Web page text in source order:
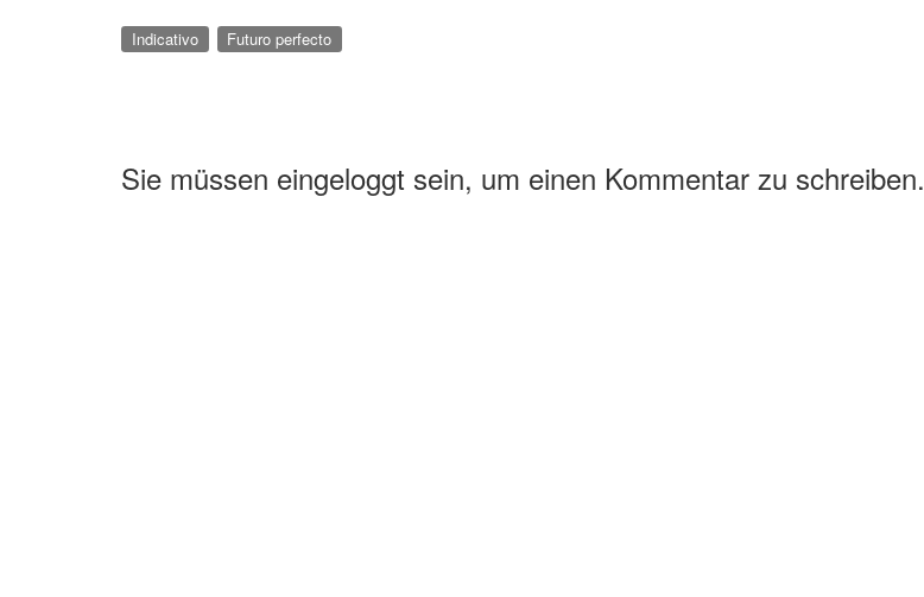
Indicativo Futuro perfecto
Sie müssen eingeloggt sein, um einen Kommentar zu schreiben.